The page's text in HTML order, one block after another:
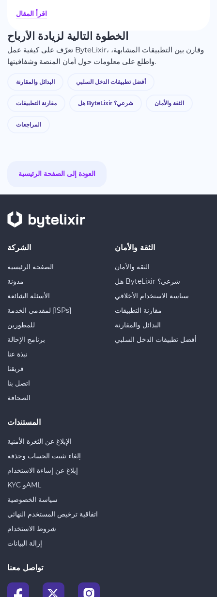
اقرأ المقال
الخطوة التالية لزيادة الأرباح
تعرّف على كيفية عمل ByteLixir، وقارن بين التطبيقات المشابهة،
واطلع على معلومات حول أمان المنصة وشفافيتها.
البدائل والمقارنة أفضل تطبيقات الدخل السلبي
مقارنة التطبيقات هل ByteLixir شرعي؟ الثقة والأمان
المراجعات
العودة إلى الصفحة الرئيسية
الشركة
الصفحة الرئيسية
مدونة
الأسئلة الشائعة
لمقدمي الخدمة [ISPs]
للمطورين
برنامج الإحالة
نبذة عنا
فريقنا
اتصل بنا
الصحافة
الثقة والأمان
الثقة والأمان
هل ByteLixir شرعي؟
سياسة الاستخدام الأخلاقي
مقارنة التطبيقات
البدائل والمقارنة
أفضل تطبيقات الدخل السلبي
المستندات
الإبلاغ عن الثغرة الأمنية
إلغاء تثبيت الحساب وحذفه
إبلاغ عن إساءة الاستخدام
KYC وAML
سياسة الخصوصية
اتفاقية ترخيص المستخدم النهائي
شروط الاستخدام
إزالة البيانات
تواصل معنا